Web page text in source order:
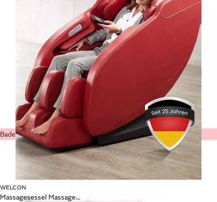
WELCON
Massagesessel Massagesessel WELCON PRESTIGE II mit Wärmefunktion
Bademode & Wäsche